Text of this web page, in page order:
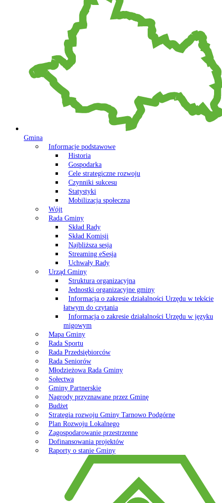
Gmina
Informacje podstawowe
Historia
Gospodarka
Cele strategiczne rozwoju
Czynniki sukcesu
Statystyki
Mobilizacja społeczna
Wójt
Rada Gminy
Skład Rady
Skład Komisji
Najbliższa sesja
Streaming eSesja
Uchwały Rady
Urząd Gminy
Struktura organizacyjna
Jednostki organizacyjne gminy
Informacja o zakresie działalności Urzędu w tekście
łatwym do czytania
Informacja o zakresie działalności Urzędu w języku
migowym
Mapa Gminy
Rada Sportu
Rada Przedsiębiorców
Rada Seniorów
Młodzieżowa Rada Gminy
Sołectwa
Gminy Partnerskie
Nagrody przyznawane przez Gminę
Budżet
Strategia rozwoju Gminy Tarnowo Podgórne
Plan Rozwoju Lokalnego
Zagospodarowanie przestrzenne
Dofinansowania projektów
Raporty o stanie Gminy